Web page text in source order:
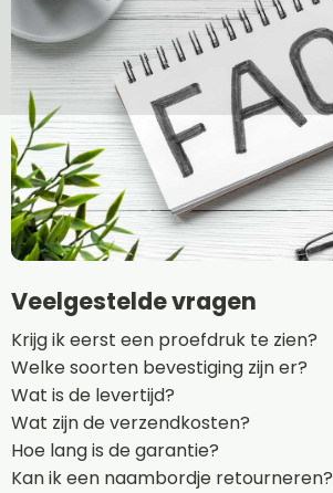
Veelgestelde vragen
Krijg ik eerst een proefdruk te zien?
Welke soorten bevestiging zijn er?
Wat is de levertijd?
Wat zijn de verzendkosten?
Hoe lang is de garantie?
Kan ik een naambordje retourneren?